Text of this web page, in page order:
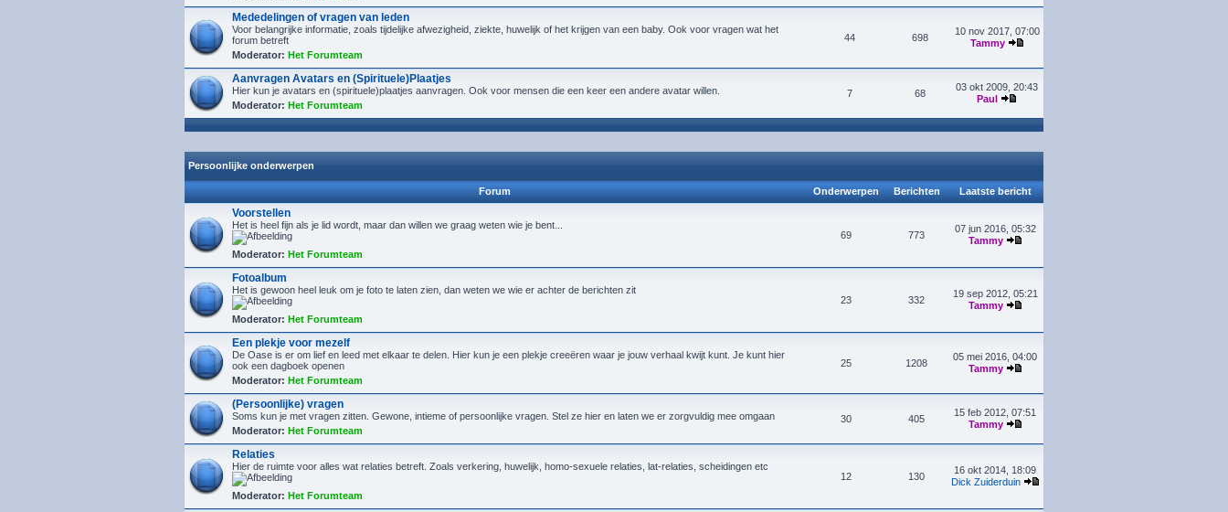
Mededelingen of vragen van leden
Voor belangrijke informatie, zoals tijdelijke afwezigheid, ziekte, huwelijk of het krijgen van een baby. Ook voor vragen wat het
forum betreft
Moderator: Het Forumteam
44 698
10 nov 2017, 07:00
Tammy
Aanvragen Avatars en (Spirituele)Plaatjes
Hier kun je avatars en (spirituele)plaatjes aanvragen. Ook voor mensen die een keer een andere avatar willen.
Moderator: Het Forumteam
7 68
03 okt 2009, 20:43
Paul
Persoonlijke onderwerpen
Forum Onderwerpen Berichten Laatste bericht
Voorstellen
Het is heel fijn als je lid wordt, maar dan willen we graag weten wie je bent...
Moderator: Het Forumteam
69 773
07 jun 2016, 05:32
Tammy
Fotoalbum
Het is gewoon heel leuk om je foto te laten zien, dan weten we wie er achter de berichten zit
Moderator: Het Forumteam
23 332
19 sep 2012, 05:21
Tammy
Een plekje voor mezelf
De Oase is er om lief en leed met elkaar te delen. Hier kun je een plekje creeëren waar je jouw verhaal kwijt kunt. Je kunt hier
ook een dagboek openen
Moderator: Het Forumteam
25 1208
05 mei 2016, 04:00
Tammy
(Persoonlijke) vragen
Soms kun je met vragen zitten. Gewone, intieme of persoonlijke vragen. Stel ze hier en laten we er zorgvuldig mee omgaan
Moderator: Het Forumteam
30 405
15 feb 2012, 07:51
Tammy
Relaties
Hier de ruimte voor alles wat relaties betreft. Zoals verkering, huwelijk, homo-sexuele relaties, lat-relaties, scheidingen etc
Moderator: Het Forumteam
12 130
16 okt 2014, 18:09
Dick Zuiderduin